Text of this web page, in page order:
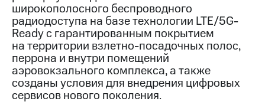
Финансовая
отчетность
Контакты
Новости
в
регионе
широкополосного беспроводного
радиодоступа на базе технологии LTE/5G-
Ready с гарантированным покрытием
на территории взлетно-посадочных полос,
перрона и внутри помещений
аэровокзального комплекса, а также
созданы условия для внедрения цифровых
сервисов нового поколения.